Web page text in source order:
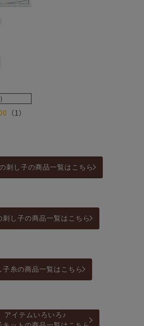
（1）
刺し子の商品一覧はこちら
刺し子の商品一覧はこちら
子糸の商品一覧はこちら
アイテムいろいろ♪